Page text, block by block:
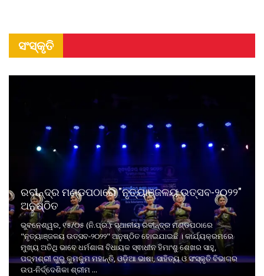
ସଂସ୍କୃତି
ରବୀନ୍ଦ୍ର ମଣ୍ଡପଠାରେ "ନୃତ୍ୟାଞ୍ଜଳୟ ଉତ୍ସବ-୨୦୨୨"
ଅନୁଷ୍ଠିତ
ଭୁବନେଶ୍ୱର, ୧୫/୦୫ (ନି.ପ୍ର.): ସ୍ଥାନୀୟ ରବୀନ୍ଦ୍ର ମଣ୍ଡପଠାରେ
"ନୃତ୍ୟାଞ୍ଜଳୟ ଉତ୍ସବ-୨୦୨୨" ଅନୁଷ୍ଠିତ ହୋଇଯାଇଛି । କାର୍ଯ୍ୟକ୍ରମରେ
ମୁଖ୍ୟ ଅତିଥି ଭାବେ ଧର୍ମଶାଳା ବିଧାୟକ ସ୍ଵାଧୀନ ହିମାଂଶୁ ଶେଖର ସାହୁ,
ପଦ୍ମଶ୍ରୀ ଗୁରୁ କୁମକୁମ ମହାନ୍ତି, ଓଡ଼ିଆ ଭାଷା, ସାହିତ୍ୟ ଓ ସଂସ୍କୃତି ବିଭାଗର
ଉପ-ନିର୍ଦ୍ଦେଶିକା ଶ୍ରୀମ ...